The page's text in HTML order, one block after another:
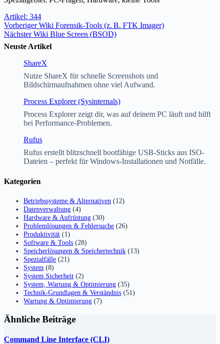
Artikel: 344
VorherigerWiki Forensik-Tools (z. B. FTK Imager)
NächsterWiki Blue Screen (BSOD)
Neuste Artikel
ShareX
Nutze ShareX für schnelle Screenshots und
Bildschirmaufnahmen ohne viel Aufwand.
Process Explorer (Sysinternals)
Process Explorer zeigt dir, was auf deinem PC läuft und hilft
bei Performance-Problemen.
Rufus
Rufus erstellt blitzschnell bootfähige USB-Sticks aus ISO-
Dateien – perfekt für Windows-Installationen und Notfälle.
Kategorien
Betriebssysteme & Alternativen (12)
Datenverwaltung (4)
Hardware & Aufrüstung (30)
Problemlösungen & Fehlersuche (26)
Produktivität (1)
Software & Tools (28)
Speicherlösungen & Speichertechnik (13)
Spezialfälle (21)
System (8)
System Sicherheit (2)
System, Wartung & Optimierung (35)
Technik-Grundlagen & Verständnis (51)
Wartung & Optimierung (7)
Ähnliche Beiträge
Command Line Interface (CLI)